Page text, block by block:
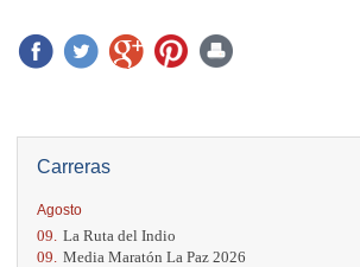
Carreras
Agosto
09. La Ruta del Indio
09. Media Maratón La Paz 2026